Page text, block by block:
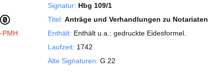
PMH
Signatur: Hbg 109/1
Titel: Anträge und Verhandlungen zu Notariaten
Enthält: Enthält u.a.: gedruckte Eidesformel.
Laufzeit: 1742
Alte Signaturen: G 22